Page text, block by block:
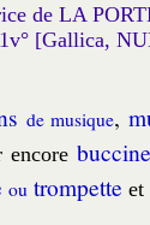
de LA
[Gallica,
de mu­sique,
en­core buc­cine
outrom­pette et